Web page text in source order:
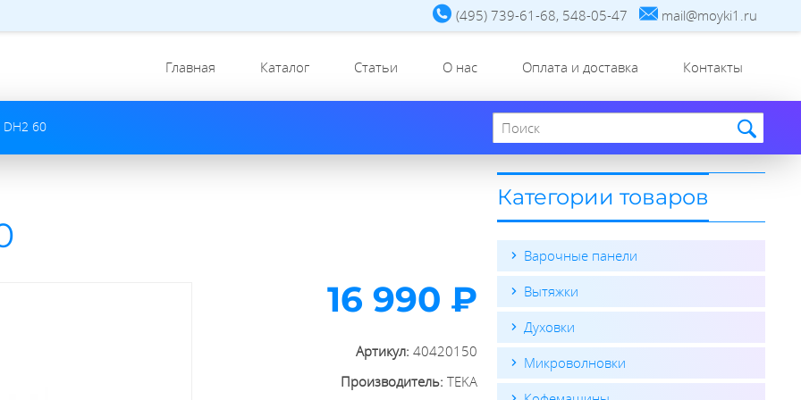
(495) 739-61-68, 548-05-47 mail@moyki1.ru
Главная Каталог Статьи О нас Оплата и доставка Контакты
DH2 60
Поиск по сайту
16 990 ₽
Артикул:40420150
Производитель:TEKA
Категории товаров
Варочные панели
Вытяжки
Духовки
Микроволновки